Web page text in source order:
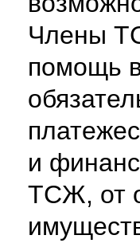
Члены
помощь
и
ТСЖ, от